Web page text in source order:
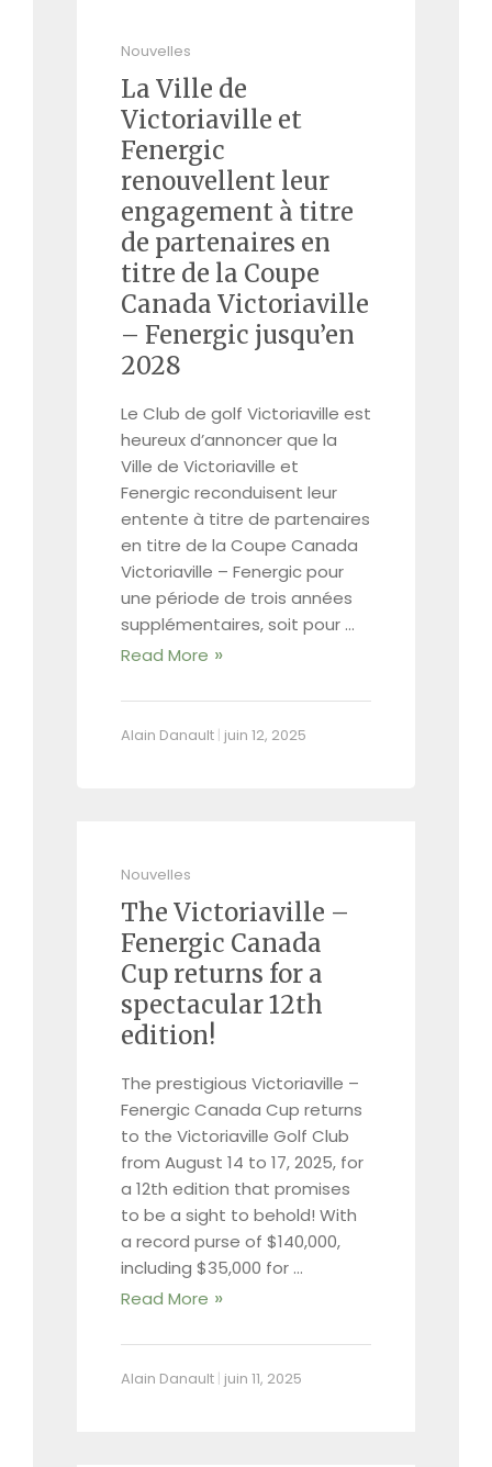
Nouvelles
La Ville de
Victoriaville et
Fenergic
renouvellent leur
engagement à titre
de partenaires en
titre de la Coupe
Canada Victoriaville
– Fenergic jusqu’en
2028
Le Club de golf Victoriaville est
heureux d’annoncer que la
Ville de Victoriaville et
Fenergic reconduisent leur
entente à titre de partenaires
en titre de la Coupe Canada
Victoriaville – Fenergic pour
une période de trois années
supplémentaires, soit pour …
Read More
Alain Danault juin 12, 2025
Nouvelles
The Victoriaville –
Fenergic Canada
Cup returns for a
spectacular 12th
edition!
The prestigious Victoriaville –
Fenergic Canada Cup returns
to the Victoriaville Golf Club
from August 14 to 17, 2025, for
a 12th edition that promises
to be a sight to behold! With
a record purse of $140,000,
including $35,000 for …
Read More
Alain Danault juin 11, 2025